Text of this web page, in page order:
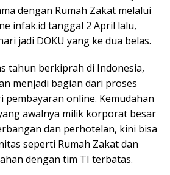
dengan Rumah Zakat melalui
infak.id tanggal 2 April lalu,
jadi DOKU yang ke dua belas.
tahun berkiprah di Indonesia,
menjadi bagian dari proses
online. Kemudahan
awalnya milik korporat besar
dan perhotelan, kini bisa
seperti Rumah Zakat dan
dengan tim TI terbatas.